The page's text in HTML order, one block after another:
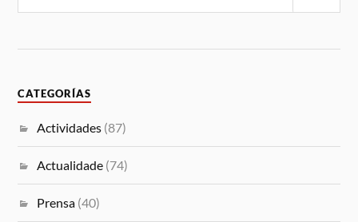
CATEGORÍAS
Actividades (87)
Actualidade (74)
Prensa (40)